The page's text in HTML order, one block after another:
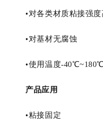
•对各类材质粘接强度
•对基材无腐蚀
•使用温度-40℃~180℃
产品应用
•粘接固定